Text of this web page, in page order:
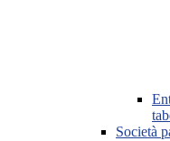
Società